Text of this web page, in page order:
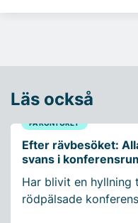
Läs också
PÅ KONTORET
Efter rävbesöket:
svans i
Har blivit en hyllning
rödpälsade